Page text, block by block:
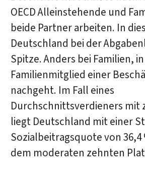
OECD Alleinstehende und
beide Partner arbeiten. In
Deutschland bei der
Spitze. Anders bei Familien,
Familienmitglied einer
nachgeht. Im Fall eines
Durchschnittsverdieners mit
liegt Deutschland mit einer
Sozialbeitragsquote von
dem moderaten zehnten